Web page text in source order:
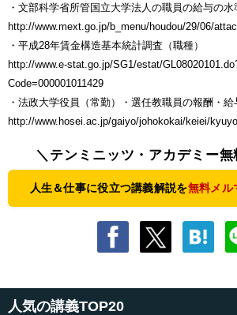
・文部科学省所管国立大学法人の職員の給与の水
http://www.mext.go.jp/b_menu/houdou/29/06/
・平成28年賃金構造基本統計調査（職種）
http://www.e-stat.go.jp/SG1/estat/
Code=000001011429
・法政大学役員（常勤）・選任教職員の報酬・給
http://www.hosei.ac.jp/gaiyo/johokokai/keiei/
＼テンミニッツ・アカデミー無
人生＆仕事に役立つ講義解説を無料メル
人気の講義TOP20